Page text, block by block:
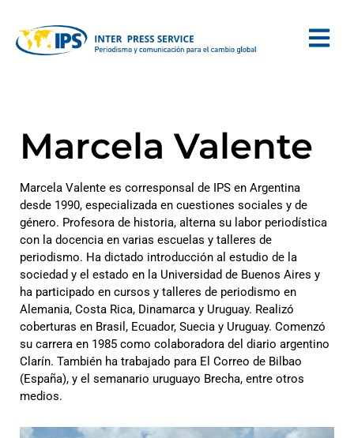
Marcela Valente
Marcela Valente es corresponsal de IPS en Argentina
desde 1990, especializada en cuestiones sociales y de
género. Profesora de historia, alterna su labor periodística
con la docencia en varias escuelas y talleres de
periodismo. Ha dictado introducción al estudio de la
sociedad y el estado en la Universidad de Buenos Aires y
ha participado en cursos y talleres de periodismo en
Alemania, Costa Rica, Dinamarca y Uruguay. Realizó
coberturas en Brasil, Ecuador, Suecia y Uruguay. Comenzó
su carrera en 1985 como colaboradora del diario argentino
Clarín. También ha trabajado para El Correo de Bilbao
(España), y el semanario uruguayo Brecha, entre otros
medios.